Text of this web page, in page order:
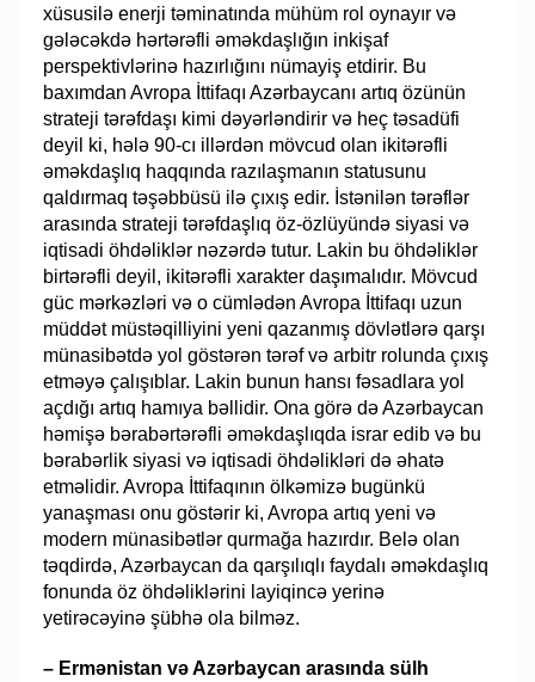
xüsusilə enerji təminatında mühüm rol oynayır və
gələcəkdə hərtərəfli əməkdaşlığın inkişaf
perspektivlərinə hazırlığını nümayiş etdirir. Bu
baxımdan Avropa İttifaqı Azərbaycanı artıq özünün
strateji tərəfdaşı kimi dəyərləndirir və heç təsadüfi
deyil ki, hələ 90-cı illərdən mövcud olan ikitərəfli
əməkdaşlıq haqqında razılaşmanın statusunu
qaldırmaq təşəbbüsü ilə çıxış edir. İstənilən tərəflər
arasında strateji tərəfdaşlıq öz-özlüyündə siyasi və
iqtisadi öhdəliklər nəzərdə tutur. Lakin bu öhdəliklər
birtərəfli deyil, ikitərəfli xarakter daşımalıdır. Mövcud
güc mərkəzləri və o cümlədən Avropa İttifaqı uzun
müddət müstəqilliyini yeni qazanmış dövlətlərə qarşı
münasibətdə yol göstərən tərəf və arbitr rolunda çıxış
etməyə çalışıblar. Lakin bunun hansı fəsadlara yol
açdığı artıq hamıya bəllidir. Ona görə də Azərbaycan
həmişə bərabərtərəfli əməkdaşlıqda israr edib və bu
bərabərlik siyasi və iqtisadi öhdəlikləri də əhatə
etməlidir. Avropa İttifaqının ölkəmizə bugünkü
yanaşması onu göstərir ki, Avropa artıq yeni və
modern münasibətlər qurmağa hazırdır. Belə olan
təqdirdə, Azərbaycan da qarşılıqlı faydalı əməkdaşlıq
fonunda öz öhdəliklərini layiqincə yerinə
yetirəcəyinə şübhə ola bilməz.
– Ermənistan və Azərbaycan arasında sülh